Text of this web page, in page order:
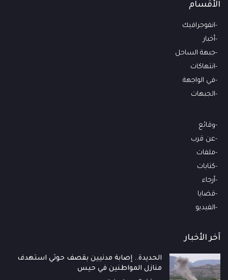
الأقسام
انفوجرافيك
أخبار
جبهة الساحل
انتهاكات
في الواجهة
الجبهات
وقائع
عن قرب
ملفات
كتابات
أرجاء
قضايا
الفيديو
آخر الأخبار
الحديدة.. إصابة مدنيين بقصف حوثي استهدف
منازل المواطنين في حيس